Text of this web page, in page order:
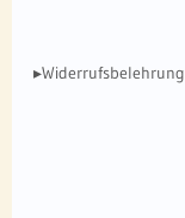
▸Widerrufsbelehrung